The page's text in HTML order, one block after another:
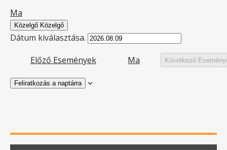
Ma
Közelgő Közelgő
Dátum kiválasztása.
Előző Események Ma Következő
Feliratkozás a naptárra